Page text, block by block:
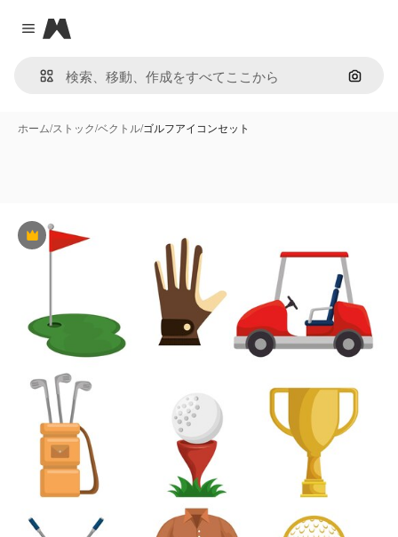
Close menu
Magnific
画像で
ホーム/ストック/ベクトル/ゴルフアイコンセット
Premium